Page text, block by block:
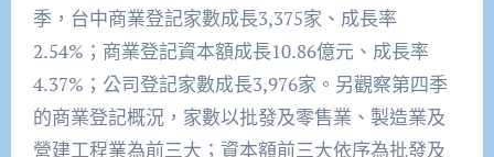
季，台中商業登記家數成長3,375家、成長率
2.54%；商業登記資本額成長10.86億元、成長率
4.37%；公司登記家數成長3,976家。另觀察第四季
的商業登記概況，家數以批發及零售業、製造業及
營建工程業為前三大；資本額前三大依序為批發及